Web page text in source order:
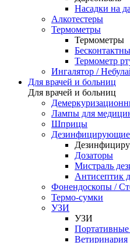
Насадки на
Алкотестеры
Термометры
Термометры
Термометр
Ингалятор /
Для врачей и больниц
Для врачей и больниц
Лампы для
Шприцы
Дезинфицирующие
Дозаторы
Мистраль
Антисептик
Фонендоскопы /
Термо-сумки
УЗИ
УЗИ
Ветиринария